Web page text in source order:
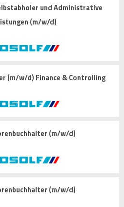
und Administrative
(m/w/d)
(m/w/d) Finance & Controlling
(m/w/d)
(m/w/d)